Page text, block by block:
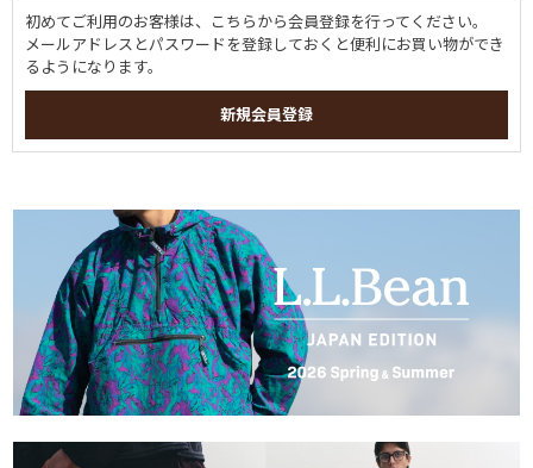
初めてご利用のお客様は、こちらから会員登録を行ってください。
メールアドレスとパスワードを登録しておくと便利にお買い物ができ
るようになります。